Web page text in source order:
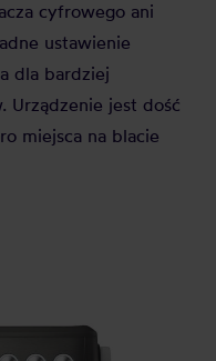
cyfrowego ani
ustawienie
dla bardziej
Urządzenie jest dość
miejsca na blacie